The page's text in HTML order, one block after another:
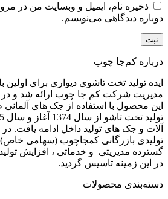
ذخیره نام، ایمیل و وبسایت من در
دوباره دیدگاهی می‌نویسم.
درباره کم‌جا چوب
ایده تولید تخت تاشوی دیواری برای اولین
این محصول با استفاده از جک های آلمانی
تولیدی بازرگانی کمجاچوب (سهامی
گسترده مدیریتی و خدماتی ، افزایش
در این زمینه تاسیس گردید.
دسته‌بندی محصولات